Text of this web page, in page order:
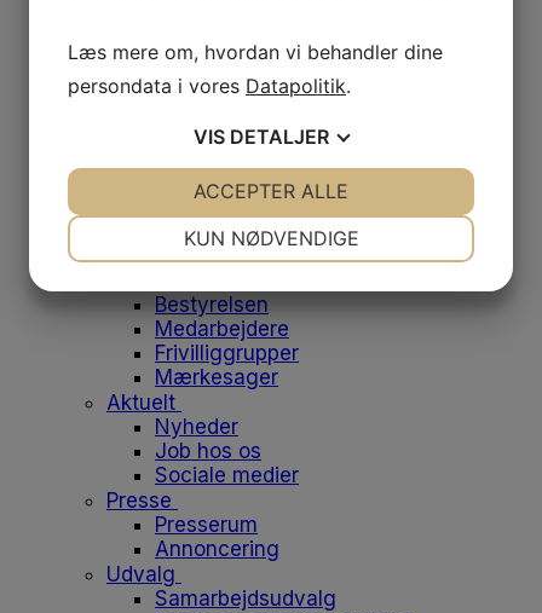
Fodens Dag
Studerende
Medlemsfordele for studerende
Historien bag emblemet
Om os
Danske Fodterapeuter
Om foreningen
Bestyrelsen
Medarbejdere
Frivilliggrupper
Mærkesager
Aktuelt
Nyheder
Job hos os
Sociale medier
Presse
Presserum
Annoncering
Udvalg
Samarbejdsudvalg
Læs mere om, hvordan vi behandler dine
persondata i vores Datapolitik.
VIS DETALJER
NEJ JA
MARKETING
KUN NØDVENDIGE
ACCEPTER ALLE